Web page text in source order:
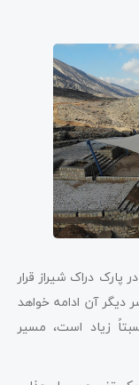
دراک شیراز قرار
دیگر آن ادامه خواهد
زیاد است، مسیر